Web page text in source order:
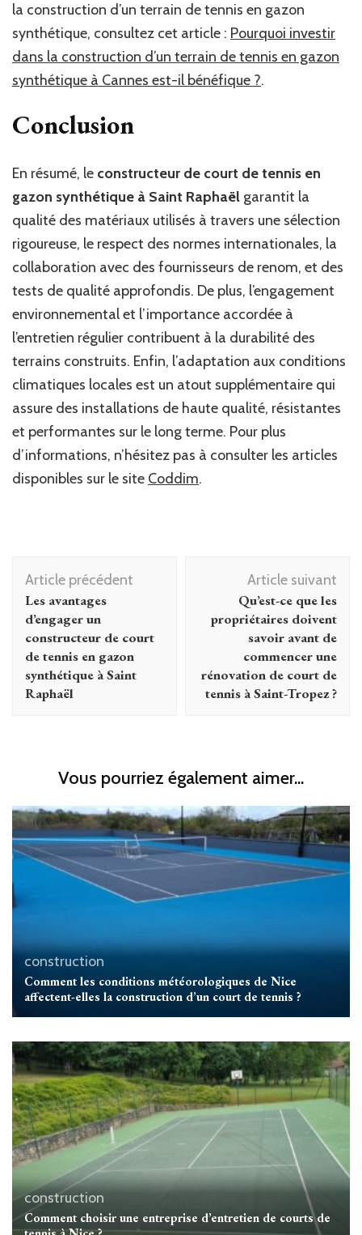
la construction d’un terrain de tennis en gazon
synthétique, consultez cet article : Pourquoi investir
dans la construction d’un terrain de tennis en gazon
synthétique à Cannes est-il bénéfique ?.
Conclusion
En résumé, le constructeur de court de tennis en
gazon synthétique à Saint Raphaël garantit la
qualité des matériaux utilisés à travers une sélection
rigoureuse, le respect des normes internationales, la
collaboration avec des fournisseurs de renom, et des
tests de qualité approfondis. De plus, l’engagement
environnemental et l’importance accordée à
l’entretien régulier contribuent à la durabilité des
terrains construits. Enfin, l’adaptation aux conditions
climatiques locales est un atout supplémentaire qui
assure des installations de haute qualité, résistantes
et performantes sur le long terme. Pour plus
d’informations, n’hésitez pas à consulter les articles
disponibles sur le site Coddim.
Navigation
d'article
Article précédent
Les avantages
d’engager un
constructeur de court
de tennis en gazon
synthétique à Saint
Raphaël
Article suivant
Qu’est-ce que les
propriétaires doivent
savoir avant de
commencer une
rénovation de court de
tennis à Saint-Tropez ?
Vous pourriez également aimer...
construction
Comment les conditions météorologiques de Nice
affectent-elles la construction d’un court de tennis ?
construction
Comment choisir une entreprise d’entretien de courts de